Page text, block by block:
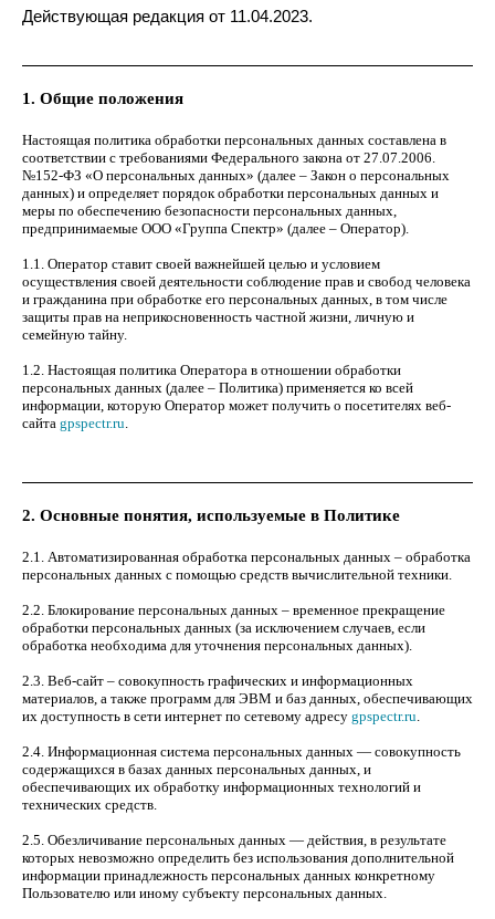
Действующая редакция от 11.04.2023.
1. Общие положения
Настоящая политика обработки персональных данных составлена в
соответствии с требованиями Федерального закона от 27.07.2006.
№152-ФЗ «О персональных данных» (далее – Закон о персональных
данных) и определяет порядок обработки персональных данных и
меры по обеспечению безопасности персональных данных,
предпринимаемые ООО «Группа Спектр» (далее – Оператор).
1.1. Оператор ставит своей важнейшей целью и условием
осуществления своей деятельности соблюдение прав и свобод человека
и гражданина при обработке его персональных данных, в том числе
защиты прав на неприкосновенность частной жизни, личную и
семейную тайну.
1.2. Настоящая политика Оператора в отношении обработки
персональных данных (далее – Политика) применяется ко всей
информации, которую Оператор может получить о посетителях веб-
сайта gpspectr.ru.
2. Основные понятия, используемые в Политике
2.1. Автоматизированная обработка персональных данных – обработка
персональных данных с помощью средств вычислительной техники.
2.2. Блокирование персональных данных – временное прекращение
обработки персональных данных (за исключением случаев, если
обработка необходима для уточнения персональных данных).
2.3. Веб-сайт – совокупность графических и информационных
материалов, а также программ для ЭВМ и баз данных, обеспечивающих
их доступность в сети интернет по сетевому адресу gpspectr.ru.
2.4. Информационная система персональных данных — совокупность
содержащихся в базах данных персональных данных, и
обеспечивающих их обработку информационных технологий и
технических средств.
2.5. Обезличивание персональных данных — действия, в результате
которых невозможно определить без использования дополнительной
информации принадлежность персональных данных конкретному
Пользователю или иному субъекту персональных данных.